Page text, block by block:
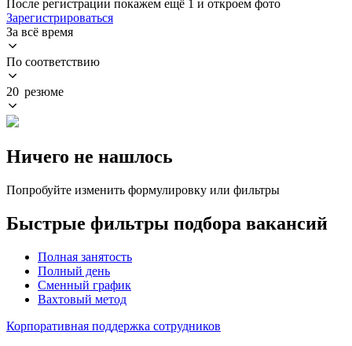
После регистрации покажем ещё 1 и откроем фото
Зарегистрироваться
За всё время
По соответствию
20 резюме
Ничего не нашлось
Попробуйте изменить формулировку или фильтры
Быстрые фильтры подбора вакансий
Полная занятость
Полный день
Сменный график
Вахтовый метод
Корпоративная поддержка сотрудников